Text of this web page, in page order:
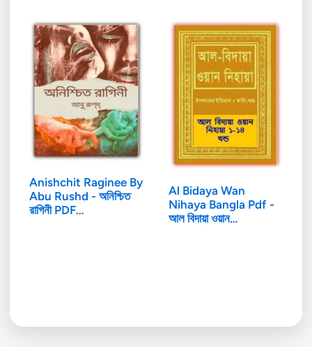
Anishchit Raginee By
Abu Rushd - অনিশ্চিত
রাগিনী PDF…
Al Bidaya Wan
Nihaya Bangla Pdf -
আল বিদায়া ওয়ান…